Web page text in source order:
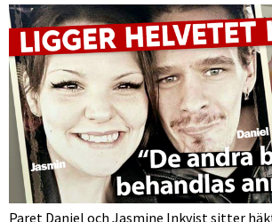
Paret Daniel och Jasmine Inkvist sitter